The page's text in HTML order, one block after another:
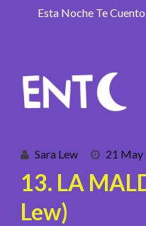
Esta Noche Te
Sara Lew 21 May
13. LA
Lew)